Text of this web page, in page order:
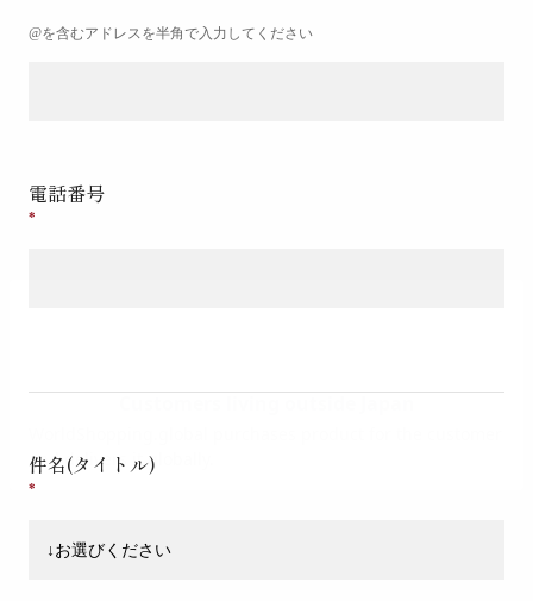
@を含むアドレスを半角で入力してください
電話番号
件名(タイトル)